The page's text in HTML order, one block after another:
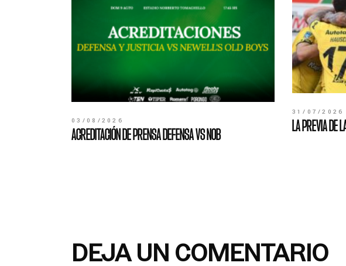
03/08/2026
ACREDITACIÓN DE PRENSA DEFENSA VS NOB
31/07/2026
LA PREVIA DE
DEJA UN COMENTARIO